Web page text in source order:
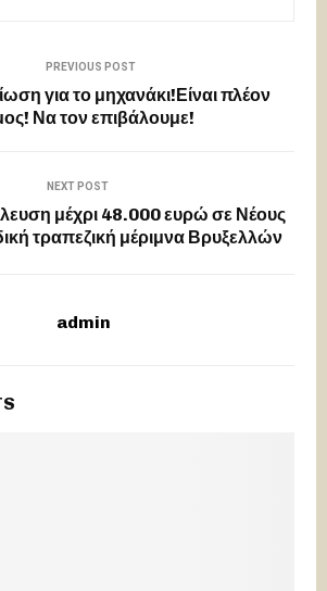
PREVIOUS POST
για το μηχανάκι!Είναι πλέον
Να τον επιβάλουμε!
NEXT POST
μέχρι 48.000 ευρώ σε Νέους
τραπεζική μέριμνα Βρυξελλών
admin